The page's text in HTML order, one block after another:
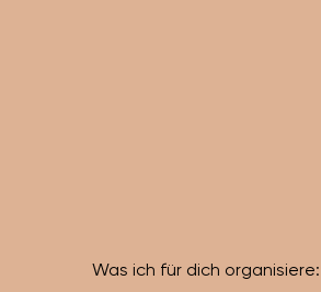
Was ich für dich organisiere: